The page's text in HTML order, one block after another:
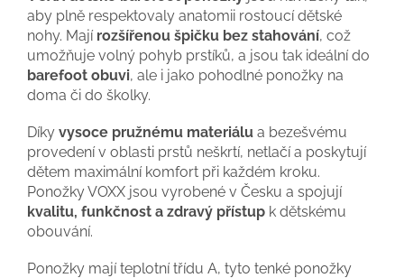
aby plně respektovaly anatomii rostoucí dětské
nohy. Mají rozšířenou špičku bez stahování, což
umožňuje volný pohyb prstíků, a jsou tak ideální do
barefoot obuvi, ale i jako pohodlné ponožky na
doma či do školky.
Díky vysoce pružnému materiálu a bezešvému
provedení v oblasti prstů neškrtí, netlačí a poskytují
dětem maximální komfort při každém kroku.
Ponožky VOXX jsou vyrobené v Česku a spojují
kvalitu, funkčnost a zdravý přístup k dětskému
obouvání.
Ponožky mají teplotní třídu A, tyto tenké ponožky